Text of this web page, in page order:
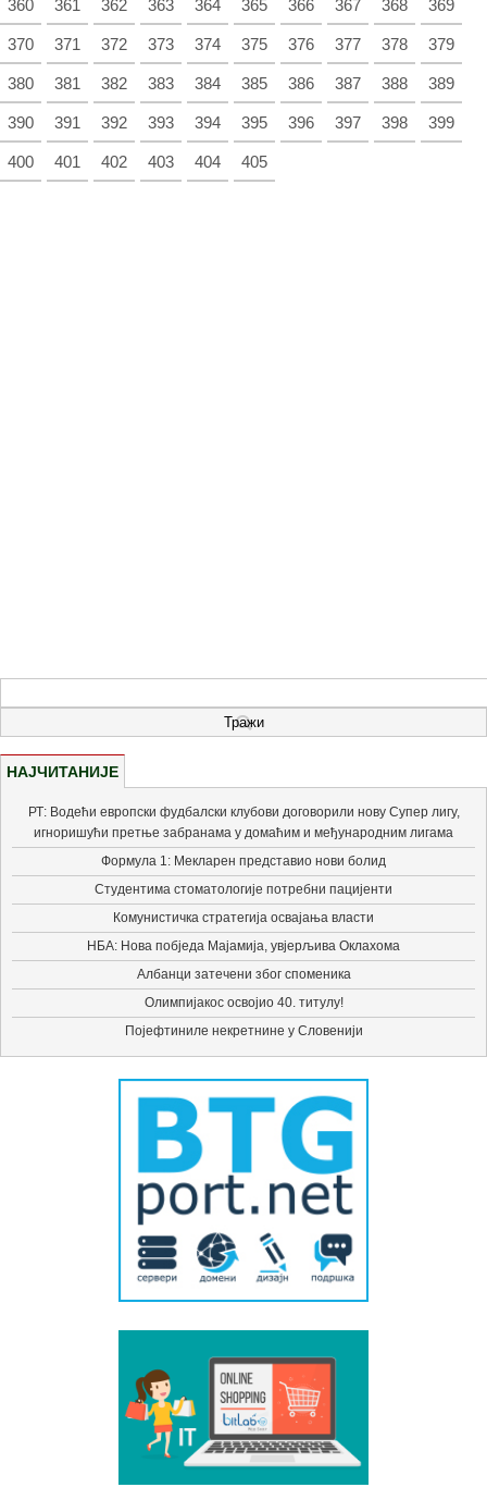
360 361 362 363 364 365 366 367 368 369
370 371 372 373 374 375 376 377 378 379
380 381 382 383 384 385 386 387 388 389
390 391 392 393 394 395 396 397 398 399
400 401 402 403 404 405
НАЈЧИТАНИЈЕ
РТ: Водећи европски фудбалски клубови договорили нову Супер лигу,
игноришући претње забранама у домаћим и међународним лигама
Формула 1: Мекларен представио нови болид
Студентима стоматологије потребни пацијенти
Комунистичка стратегија освајања власти
НБА: Нова побједа Мајамија, увјерљива Оклахома
Албанци затечени због споменика
Олимпијакос освојио 40. титулу!
Појефтиниле некретнине у Словенији